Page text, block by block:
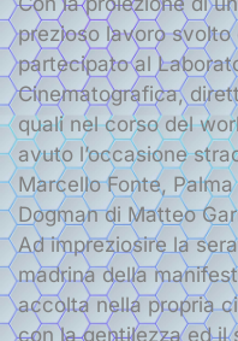
prezioso lavoro
partecipato al
Cinematografica,
quali nel corso del
avuto l’occasione
Marcello Fonte,
Dogman di Matteo
Ad impreziosire la
madrina della
accolta nella propria
con la gentilezza ed il